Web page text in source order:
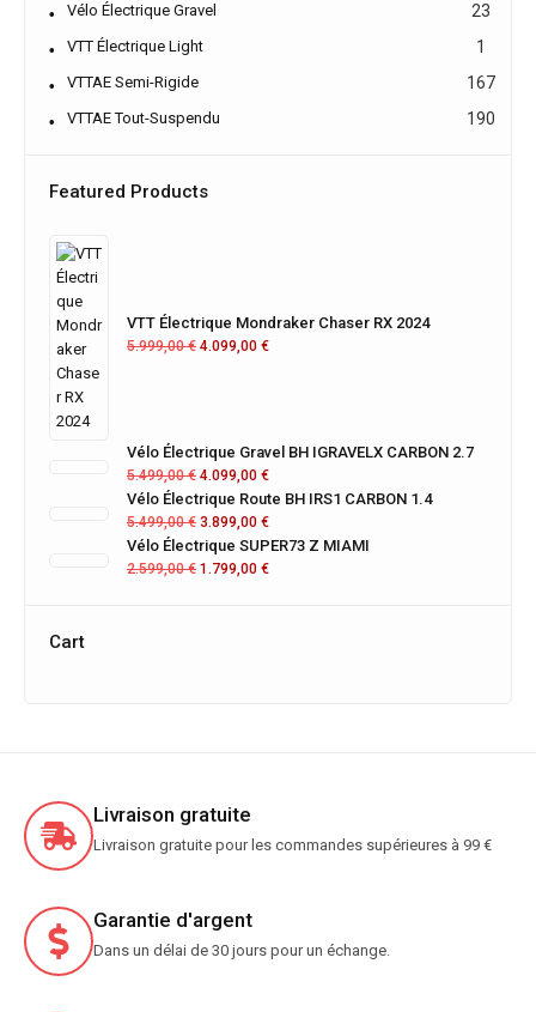
Vélo Électrique Gravel 23
VTT Électrique Light 1
VTTAE Semi-Rigide 167
VTTAE Tout-Suspendu 190
Featured Products
VTT Électrique Mondraker Chaser RX 2024
5.999,00€ 4.099,00 €
Vélo Électrique Gravel BH IGRAVELX CARBON 2.7
5.499,00€ 4.099,00 €
Vélo Électrique Route BH IRS1 CARBON 1.4
5.499,00€ 3.899,00 €
Vélo Électrique SUPER73 Z MIAMI
2.599,00€ 1.799,00 €
Cart
Livraison gratuite
Livraison gratuite pour les commandes supérieures à 99 €
Garantie d'argent
Dans un délai de 30 jours pour un échange.